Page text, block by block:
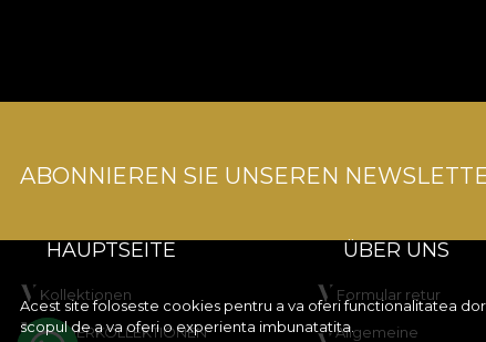
Acest site foloseste cookies pentru a va oferi functionalitatea
scopul de a va oferi o experienta imbunatatita.
ABONNIEREN SIE UNSEREN
HAUPTSEITE
Kollektionen
KINDERKOLLEKTIONEN
ÜBER UNS
Formular retur
Allgemeine